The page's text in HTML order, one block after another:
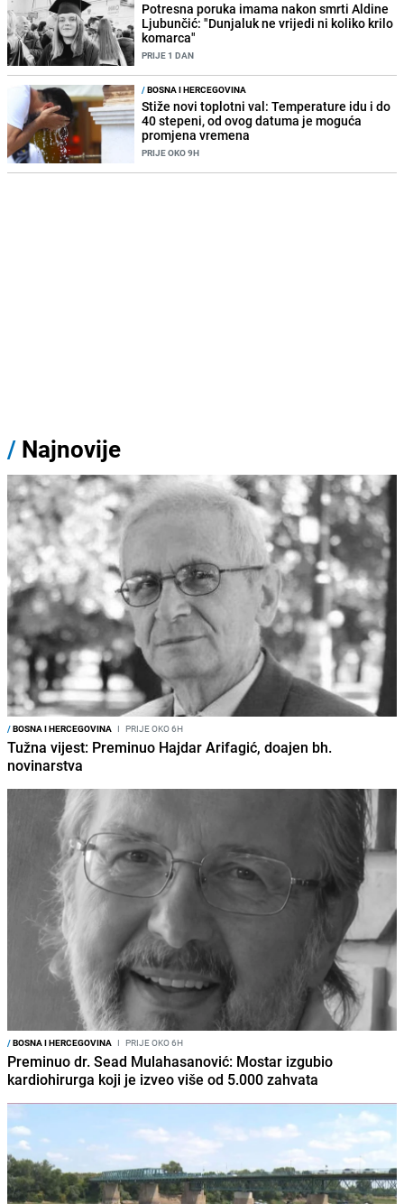
Potresna poruka imama nakon smrti Aldine
Ljubunčić: "Dunjaluk ne vrijedi ni koliko krilo
komarca"
PRIJE 1 DAN
/BOSNA I HERCEGOVINA
Stiže novi toplotni val: Temperature idu i do
40 stepeni, od ovog datuma je moguća
promjena vremena
PRIJE OKO 9H
/ Najnovije
/BOSNA I HERCEGOVINA I PRIJE OKO 6H
Tužna vijest: Preminuo Hajdar Arifagić, doajen bh.
novinarstva
/BOSNA I HERCEGOVINA I PRIJE OKO 6H
Preminuo dr. Sead Mulahasanović: Mostar izgubio
kardiohirurga koji je izveo više od 5.000 zahvata